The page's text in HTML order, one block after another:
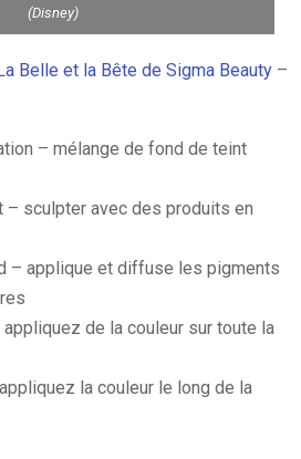
(Disney)
Belle et la Bête de Sigma Beauty –
– mélange de fond de teint
– sculpter avec des produits en
– applique et diffuse les pigments
appliquez de la couleur sur toute la
la couleur le long de la